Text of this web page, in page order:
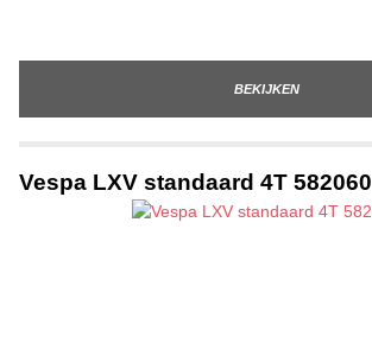
BEKIJKEN
Vespa LXV standaard 4T 582060